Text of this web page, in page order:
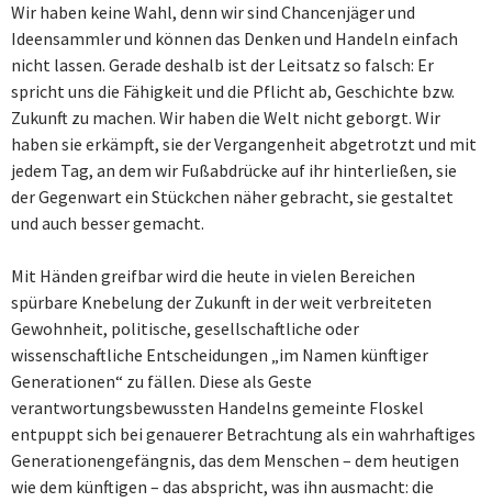
Wir haben keine Wahl, denn wir sind Chancenjäger und
Ideensammler und können das Denken und Handeln einfach
nicht lassen. Gerade deshalb ist der Leitsatz so falsch: Er
spricht uns die Fähigkeit und die Pflicht ab, Geschichte bzw.
Zukunft zu machen. Wir haben die Welt nicht geborgt. Wir
haben sie erkämpft, sie der Vergangenheit abgetrotzt und mit
jedem Tag, an dem wir Fußabdrücke auf ihr hinterließen, sie
der Gegenwart ein Stückchen näher gebracht, sie gestaltet
und auch besser gemacht.
Mit Händen greifbar wird die heute in vielen Bereichen
spürbare Knebelung der Zukunft in der weit verbreiteten
Gewohnheit, politische, gesellschaftliche oder
wissenschaftliche Entscheidungen „im Namen künftiger
Generationen“ zu fällen. Diese als Geste
verantwortungsbewussten Handelns gemeinte Floskel
entpuppt sich bei genauerer Betrachtung als ein wahrhaftiges
Generationengefängnis, das dem Menschen – dem heutigen
wie dem künftigen – das abspricht, was ihn ausmacht: die